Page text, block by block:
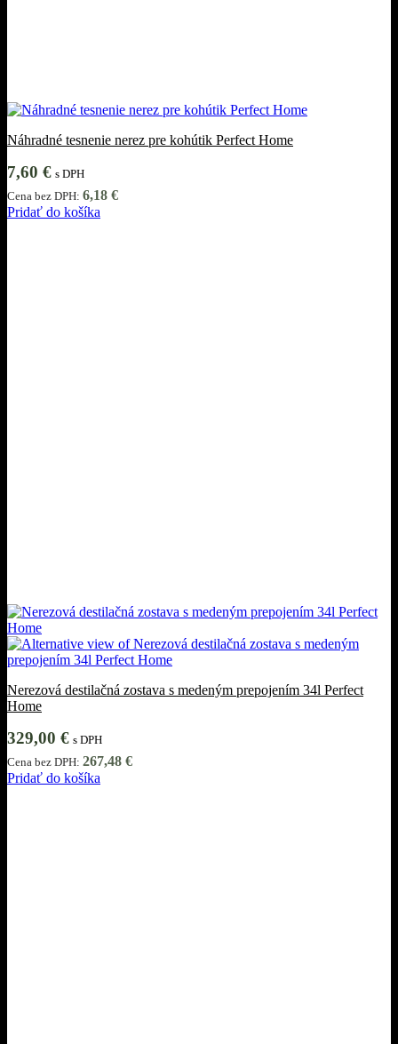
Náhradné tesnenie nerez pre kohútik Perfect Home
7,60 € s DPH
Cena bez DPH: 6,18 €
Pridať do košíka
Nerezová destilačná zostava s medeným prepojením 34l Perfect
Home
329,00 € s DPH
Cena bez DPH: 267,48 €
Pridať do košíka